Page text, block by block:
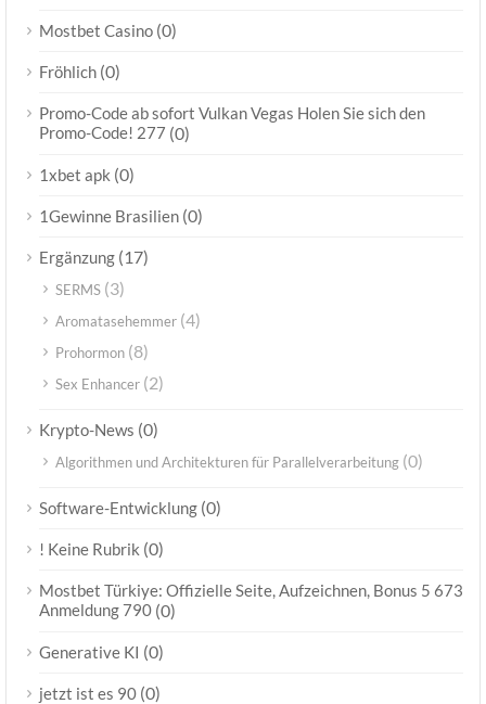
Mostbet Casino (0)
Fröhlich (0)
Promo-Code ab sofort Vulkan Vegas Holen Sie sich den
Promo-Code! 277 (0)
1xbet apk (0)
1Gewinne Brasilien (0)
Ergänzung (17)
SERMS (3)
Aromatasehemmer (4)
Prohormon (8)
Sex Enhancer (2)
Krypto-News (0)
Algorithmen und Architekturen für Parallelverarbeitung (0)
Software-Entwicklung (0)
! Keine Rubrik (0)
Mostbet Türkiye: Offizielle Seite, Aufzeichnen, Bonus 5 673
Anmeldung 790 (0)
Generative KI (0)
jetzt ist es 90 (0)